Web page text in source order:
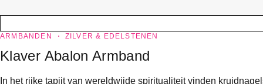
ARMBANDEN ZILVER & EDELSTENEN
Klaver Abalon Armband
In het rijke tapijt van wereldwijde spiritualiteit vinden